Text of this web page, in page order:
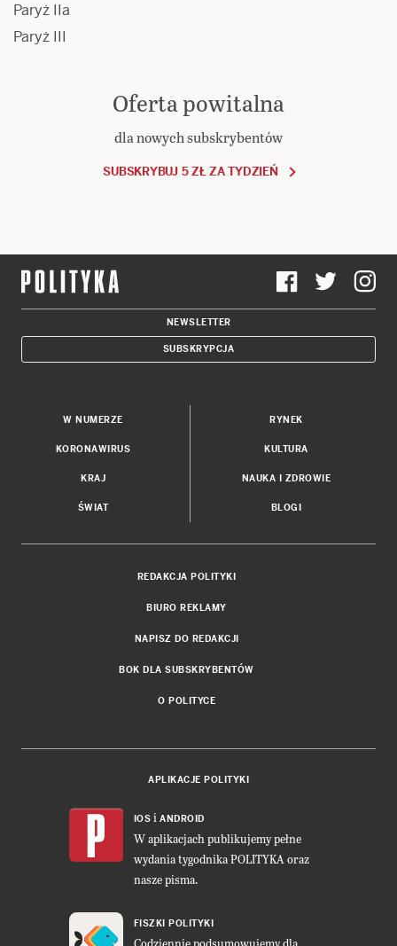
Paryż IIa
Paryż III
Oferta powitalna
dla nowych subskrybentów
SUBSKRYBUJ 5 ZŁ ZA TYDZIEŃ
NEWSLETTER
SUBSKRYPCJA
W NUMERZE
KORONAWIRUS
KRAJ
ŚWIAT
RYNEK
KULTURA
NAUKA I ZDROWIE
BLOGI
REDAKCJA POLITYKI
BIURO REKLAMY
NAPISZ DO REDAKCJI
BOK DLA SUBSKRYBENTÓW
O POLITYCE
APLIKACJE POLITYKI
IOS i ANDROID
W aplikacjach publikujemy pełne
wydania tygodnika POLITYKA oraz
nasze pisma.
FISZKI POLITYKI